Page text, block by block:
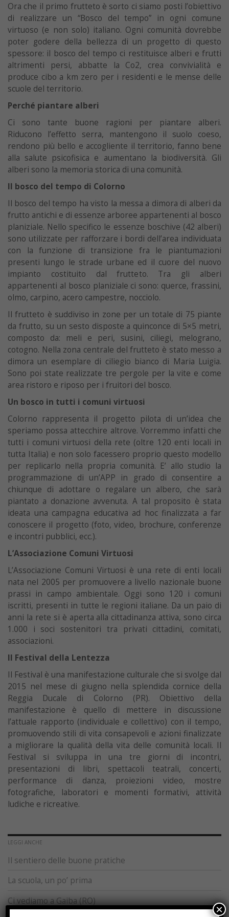
Ora che il primo frutteto è sorto ci siamo posti l’obiettivo
di realizzare un “Bosco del tempo” in ogni comune
virtuoso (e non solo) italiano. Ogni comunità dovrebbe
poter godere della bellezza di un progetto di questo
spessore: il bosco del tempo ci restituisce alberi e frutti
altrimenti persi, abbatte la Co2, crea convivialità e
produce cibo a km zero per i residenti e le mense delle
scuole del territorio.
Perché piantare alberi
Ci sono tante buone ragioni per piantare alberi.
Riducono l’effetto serra, mantengono il suolo coeso,
rendono più bello e accogliente il territorio, fanno bene
alla salute psicofisica e aumentano la biodiversità. Gli
alberi sono la memoria storica di una comunità.
Il bosco del tempo di Colorno
Il bosco del tempo ha visto la messa a dimora di alberi da
frutto antichi e di essenze arboree appartenenti al bosco
planiziale. Nello specifico le essenze boschive (42 alberi)
sono utilizzate per rafforzare i bordi dell’area individuata
con la funzione di transizione fra le piantumazioni
presenti lungo le strade urbane ed il cuore del nuovo
impianto costituito dal frutteto. Tra gli alberi
appartenenti al bosco planiziale ci sono: querce, frassini,
olmo, carpino, acero campestre, nocciolo.
Il frutteto è suddiviso in zone per un totale di 75 piante
da frutto, su un sesto disposte a quinconce di 5×5 metri,
composto da: meli e peri, susini, ciliegi, melograno,
cotogno. Nella zona centrale del frutteto è stato messo a
dimora un esemplare di ciliegio bianco di Maria Luigia.
Sono poi state realizzate tre pergole per la vite e come
area ristoro e riposo per i fruitori del bosco.
Un bosco in tutti i comuni virtuosi
Colorno rappresenta il progetto pilota di un’idea che
speriamo possa attecchire altrove. Vorremmo infatti che
tutti i comuni virtuosi della rete (oltre 120 enti locali in
tutta Italia) e non solo facessero proprio questo modello
per replicarlo nella propria comunità. E’ allo studio la
programmazione di un’APP in grado di consentire a
chiunque di adottare o regalare un albero, che sarà
piantato a donazione avvenuta. A tal proposito è stata
ideata una campagna educativa ad hoc finalizzata a far
conoscere il progetto (foto, video, brochure, conferenze
e incontri pubblici, ecc.).
L’Associazione Comuni Virtuosi
L’Associazione Comuni Virtuosi è una rete di enti locali
nata nel 2005 per promuovere a livello nazionale buone
prassi in campo ambientale. Oggi sono 120 i comuni
iscritti, presenti in tutte le regioni italiane. Da un paio di
anni la rete si è aperta alla cittadinanza attiva, sono circa
1.000 i soci sostenitori tra privati cittadini, comitati,
associazioni.
Il Festival della Lentezza
Il Festival è una manifestazione culturale che si svolge dal
2015 nel mese di giugno nella splendida cornice della
Reggia Ducale di Colorno (PR). Obiettivo della
manifestazione è quello di mettere in discussione
l’attuale rapporto (individuale e collettivo) con il tempo,
promuovendo stili di vita consapevoli e azioni finalizzate
a migliorare la qualità della vita delle comunità locali. Il
Festival si sviluppa in una tre giorni di incontri,
presentazioni di libri, spettacoli teatrali, concerti,
performance di danza, proiezioni video, mostre
fotografiche, laboratori e momenti formativi, attività
ludiche e ricreative.
LEGGI ANCHE
Il sentiero delle buone pratiche
La scuola, un po’ prima
Ci vediamo a Gaiba (RO)
×